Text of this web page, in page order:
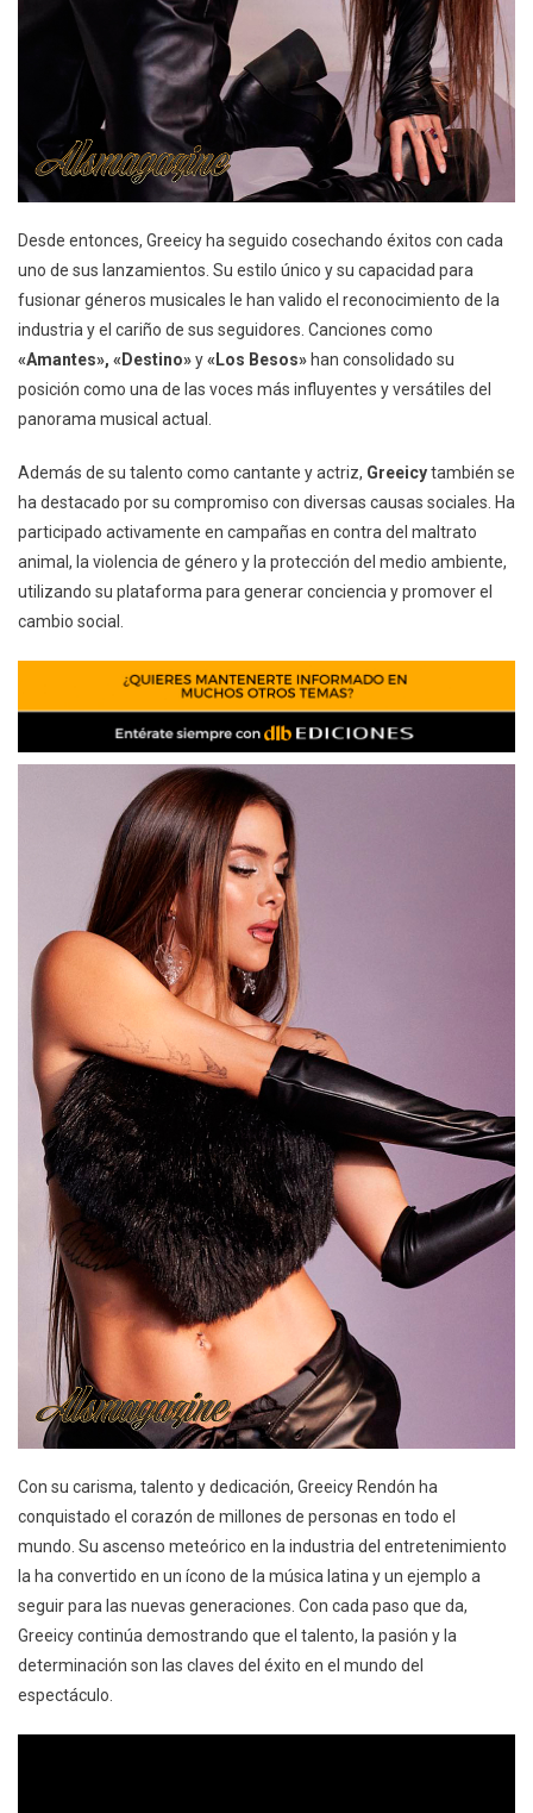
Desde entonces, Greeicy ha seguido cosechando éxitos con cada
uno de sus lanzamientos. Su estilo único y su capacidad para
fusionar géneros musicales le han valido el reconocimiento de la
industria y el cariño de sus seguidores. Canciones como
«Amantes», «Destino»y«Los Besos»han consolidado su
posición como una de las voces más influyentes y versátiles del
panorama musical actual.
Además de su talento como cantante y actriz, Greeicytambién se
ha destacado por su compromiso con diversas causas sociales. Ha
participado activamente en campañas en contra del maltrato
animal, la violencia de género y la protección del medio ambiente,
utilizando su plataforma para generar conciencia y promover el
cambio social.
Con su carisma, talento y dedicación, Greeicy Rendón ha
conquistado el corazón de millones de personas en todo el
mundo. Su ascenso meteórico en la industria del entretenimiento
la ha convertido en un ícono de la música latina y un ejemplo a
seguir para las nuevas generaciones. Con cada paso que da,
Greeicy continúa demostrando que el talento, la pasión y la
determinación son las claves del éxito en el mundo del
espectáculo.